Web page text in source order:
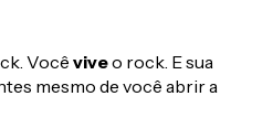
Vocêviveo rock. E sua
mesmo de você abrir a